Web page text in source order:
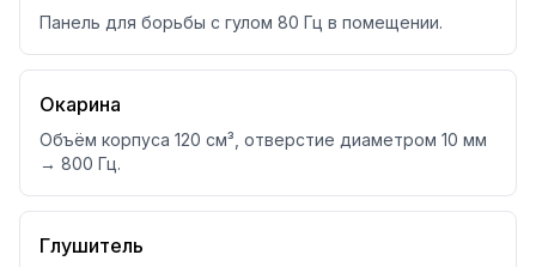
Панель для борьбы с гулом 80 Гц в помещении.
Окарина
Объём корпуса 120 см³, отверстие диаметром 10 мм
→ 800 Гц.
Глушитель